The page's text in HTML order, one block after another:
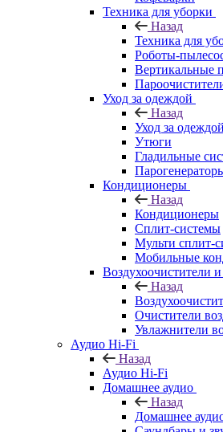
Техника для уборки
Назад
Техника для
Роботы-
Вертикальные
Уход за одеждой
Назад
Уход за одеждой
Утюги
Гладильные
Кондиционеры
Назад
Кондиционеры
Сплит-системы
Мульти сплит-
Мобильные
Воздухоочистители
Назад
Очистители
Увлажнители
Аудио Hi-Fi
Назад
Аудио Hi-Fi
Домашнее аудио
Назад
Домашнее